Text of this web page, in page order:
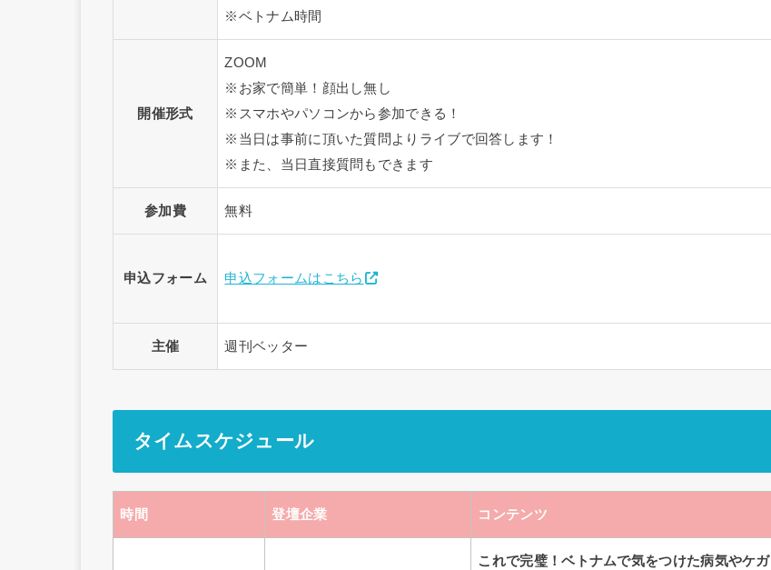
※ベトナム時間
開催形式
ZOOM
※お家で簡単！顔出し無し
※スマホやパソコンから参加できる！
※当日は事前に頂いた質問よりライブで回答します！
※また、当日直接質問もできます
参加費 無料
申込フォーム 申込フォームはこちら
主催 週刊ベッター
タイムスケジュール
時間 登壇企業 コンテンツ
これで完璧！ベトナムで気をつけた病気やケガ